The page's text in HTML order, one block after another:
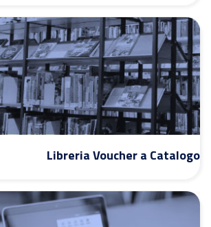
Libreria Voucher a Catalogo